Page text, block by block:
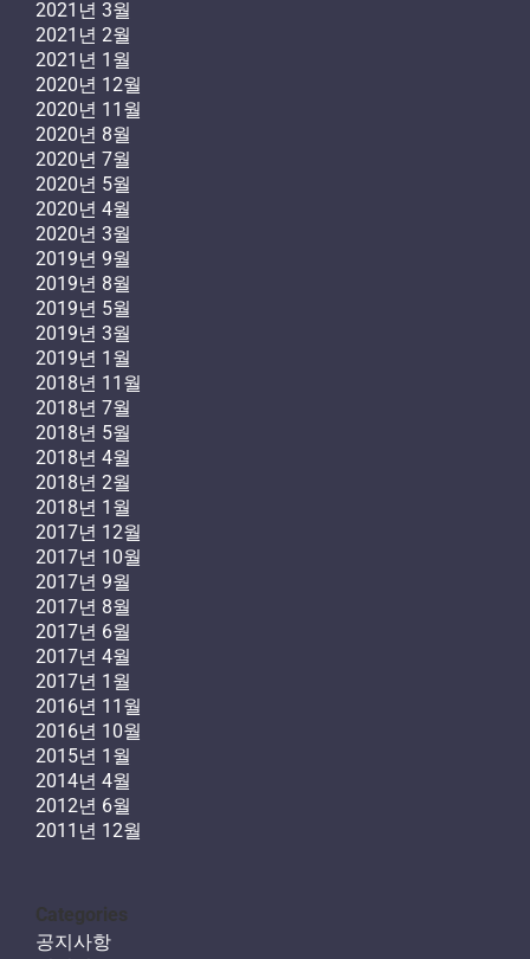
2021년 3월
2021년 2월
2021년 1월
2020년 12월
2020년 11월
2020년 8월
2020년 7월
2020년 5월
2020년 4월
2020년 3월
2019년 9월
2019년 8월
2019년 5월
2019년 3월
2019년 1월
2018년 11월
2018년 7월
2018년 5월
2018년 4월
2018년 2월
2018년 1월
2017년 12월
2017년 10월
2017년 9월
2017년 8월
2017년 6월
2017년 4월
2017년 1월
2016년 11월
2016년 10월
2015년 1월
2014년 4월
2012년 6월
2011년 12월
Categories
공지사항